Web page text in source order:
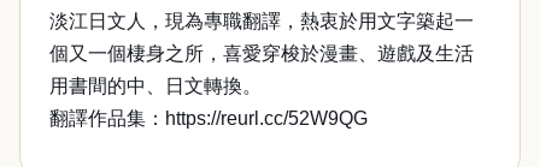
淡江日文人，現為專職翻譯，熱衷於用文字築起一
個又一個棲身之所，喜愛穿梭於漫畫、遊戲及生活
用書間的中、日文轉換。
翻譯作品集：https://reurl.cc/52W9QG